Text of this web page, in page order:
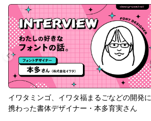
イワタミンゴ、イワタ福まるごなどの開発に
携わった書体デザイナー・本多育実さん